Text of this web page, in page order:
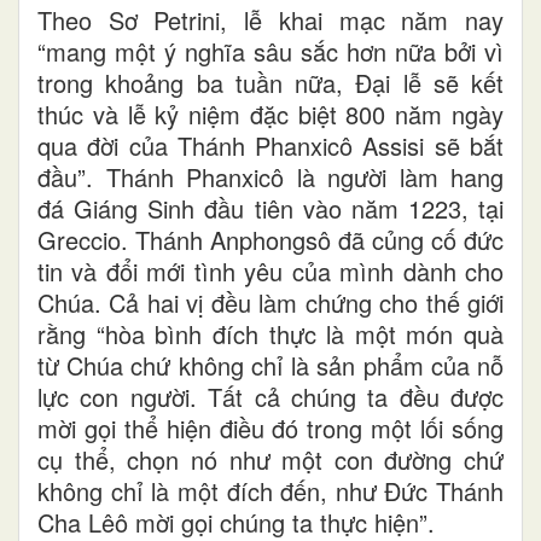
Theo Sơ Petrini, lễ khai mạc năm nay
“mang một ý nghĩa sâu sắc hơn nữa bởi vì
trong khoảng ba tuần nữa, Đại lễ sẽ kết
thúc và lễ kỷ niệm đặc biệt 800 năm ngày
qua đời của Thánh Phanxicô Assisi sẽ bắt
đầu”. Thánh Phanxicô là người làm hang
đá Giáng Sinh đầu tiên vào năm 1223, tại
Greccio. Thánh Anphongsô đã củng cố đức
tin và đổi mới tình yêu của mình dành cho
Chúa. Cả hai vị đều làm chứng cho thế giới
rằng “hòa bình đích thực là một món quà
từ Chúa chứ không chỉ là sản phẩm của nỗ
lực con người. Tất cả chúng ta đều được
mời gọi thể hiện điều đó trong một lối sống
cụ thể, chọn nó như một con đường chứ
không chỉ là một đích đến, như Đức Thánh
Cha Lêô mời gọi chúng ta thực hiện”.